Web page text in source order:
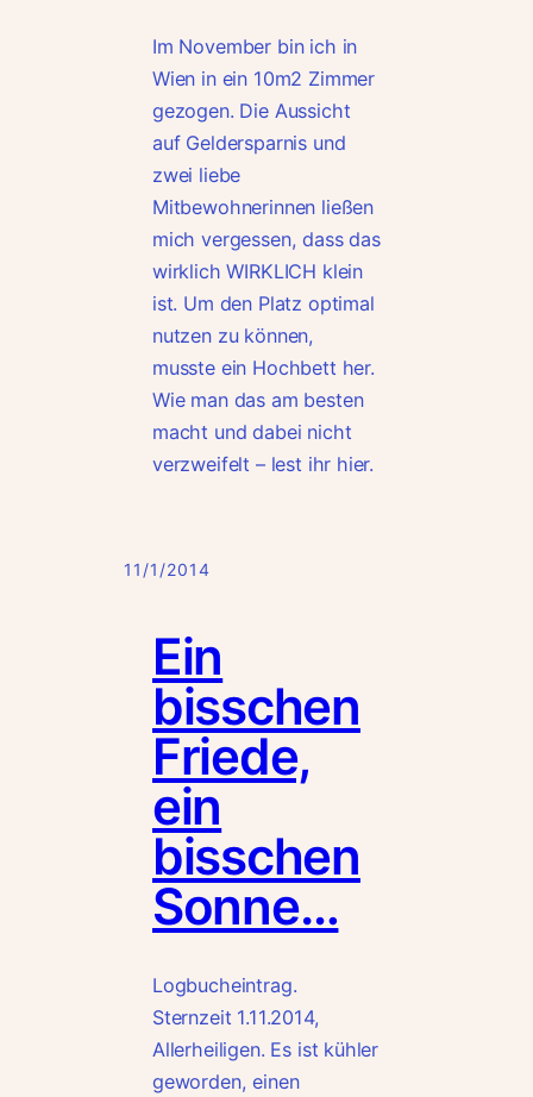
Im November bin ich in
Wien in ein 10m2 Zimmer
gezogen. Die Aussicht
auf Geldersparnis und
zwei liebe
Mitbewohnerinnen ließen
mich vergessen, dass das
wirklich WIRKLICH klein
ist. Um den Platz optimal
nutzen zu können,
musste ein Hochbett her.
Wie man das am besten
macht und dabei nicht
verzweifelt – lest ihr hier.
11/1/2014
Ein
bisschen
Friede,
ein
bisschen
Sonne…
Logbucheintrag.
Sternzeit 1.11.2014,
Allerheiligen. Es ist kühler
geworden, einen